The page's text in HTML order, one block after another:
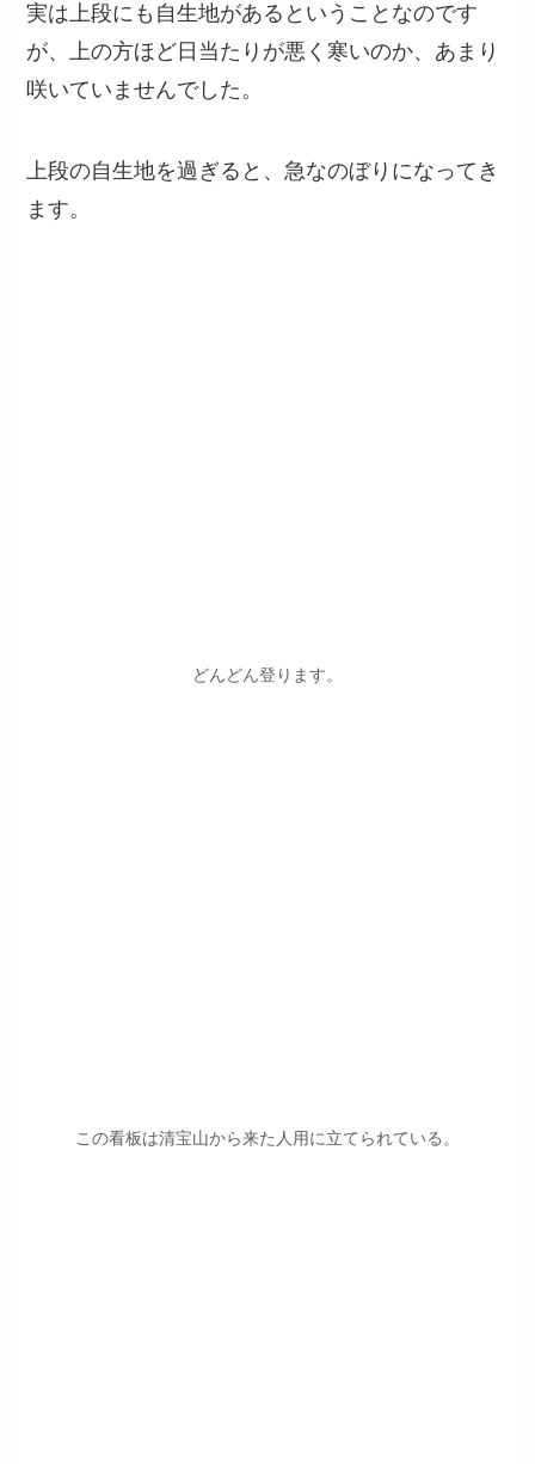
実は上段にも自生地があるということなのです
が、上の方ほど日当たりが悪く寒いのか、あまり
咲いていませんでした。
上段の自生地を過ぎると、急なのぼりになってき
ます。
どんどん登ります。
この看板は清宝山から来た人用に立てられている。